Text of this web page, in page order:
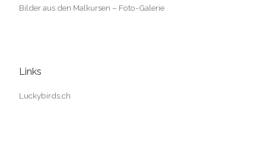
Bilder aus den Malkursen – Foto-Galerie
Links
Luckybirds.ch